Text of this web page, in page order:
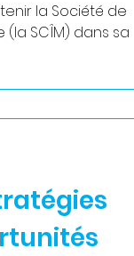
la Société de